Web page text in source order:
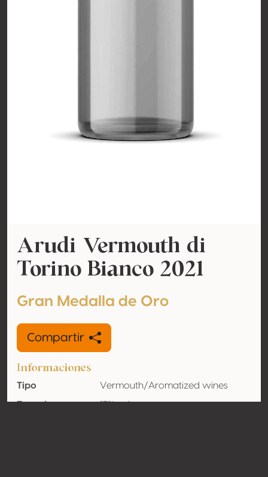
Arudi Vermouth di
Torino Bianco 2021
Gran Medalla de Oro
Compartir
Informaciones
Tipo
Vermouth/Aromatized wines
Tasa de
17% vol